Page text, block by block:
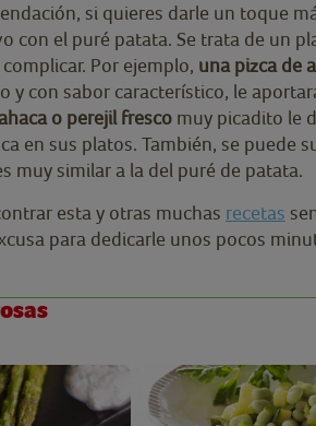
si quieres darle un toque
con el puré patata. Se trata de un
Por ejemplo, una pizca de
y con sabor característico, le
o perejil fresco muy picadito le
en sus platos. También, se puede
muy similar a la del puré de patata.
esta y otras muchas recetas
para dedicarle unos pocos